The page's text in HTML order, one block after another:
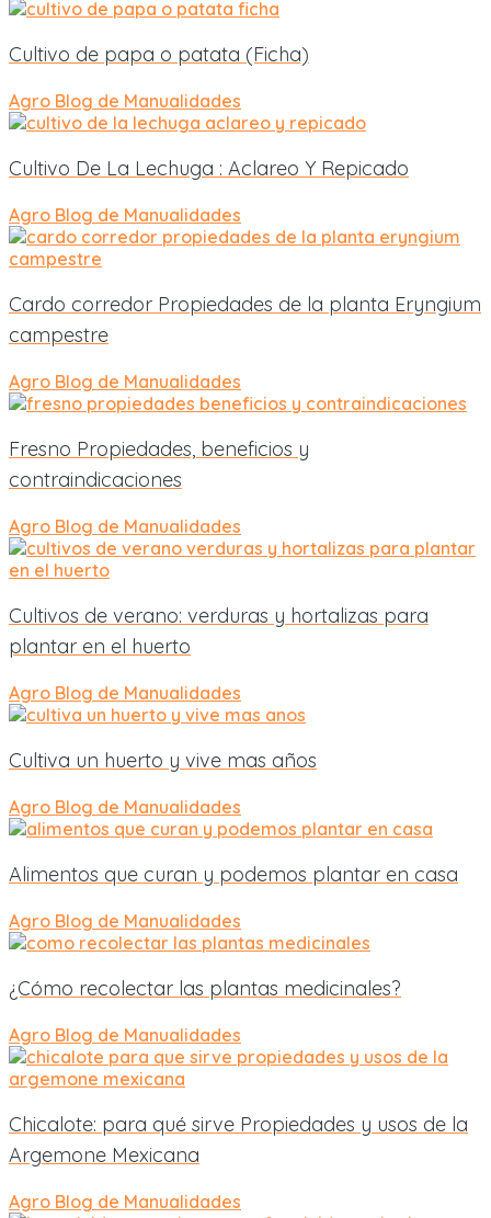
Cultivo de papa o patata (Ficha)
Agro Blog de Manualidades
Cultivo De La Lechuga : Aclareo Y Repicado
Agro Blog de Manualidades
Cardo corredor Propiedades de la planta Eryngium
campestre
Agro Blog de Manualidades
Fresno Propiedades, beneficios y
contraindicaciones
Agro Blog de Manualidades
Cultivos de verano: verduras y hortalizas para
plantar en el huerto
Agro Blog de Manualidades
Cultiva un huerto y vive mas años
Agro Blog de Manualidades
Alimentos que curan y podemos plantar en casa
Agro Blog de Manualidades
¿Cómo recolectar las plantas medicinales?
Agro Blog de Manualidades
Chicalote: para qué sirve Propiedades y usos de la
Argemone Mexicana
Agro Blog de Manualidades